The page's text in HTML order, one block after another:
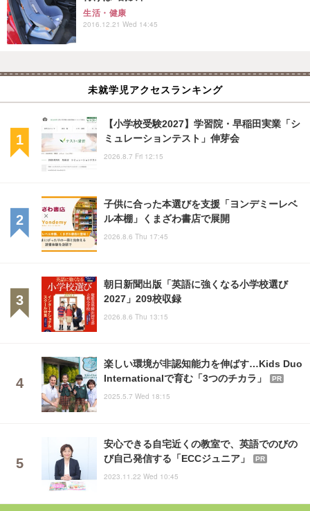
生活・健康
2016.12.21 Wed 14:45
未就学児アクセスランキング
【小学校受験2027】学習院・早稲田実業「シ
ミュレーションテスト」伸芽会
2026.8.7 Fri 12:15
子供に合った本選びを支援「ヨンデミーレベ
ル本棚」くまざわ書店で展開
2026.8.6 Thu 17:45
朝日新聞出版「英語に強くなる小学校選び
2027」209校収録
2026.8.6 Thu 13:15
楽しい環境が非認知能力を伸ばす…Kids Duo
Internationalで育む「3つのチカラ」
PR
2025.5.7 Wed 18:15
安心できる自宅近くの教室で、英語でのびの
び自己発信する「ECCジュニア」
PR
2023.11.22 Wed 10:45